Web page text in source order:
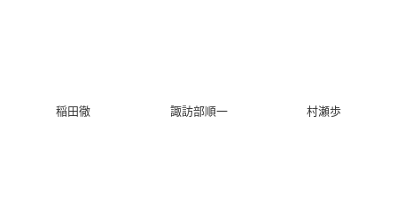
稲田徹 諏訪部順一 村瀬歩